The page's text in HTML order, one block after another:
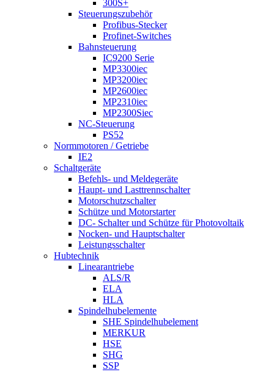
300S+
Steuerungszubehör
Profibus-Stecker
Profinet-Switches
Bahnsteuerung
IC9200 Serie
MP3300iec
MP3200iec
MP2600iec
MP2310iec
MP2300Siec
NC-Steuerung
PS52
Normmotoren / Getriebe
IE2
Schaltgeräte
Befehls- und Meldegeräte
Haupt- und Lasttrennschalter
Motorschutzschalter
Schütze und Motorstarter
DC- Schalter und Schütze für Photovoltaik
Nocken- und Hauptschalter
Leistungsschalter
Hubtechnik
Linearantriebe
ALS/R
ELA
HLA
Spindelhubelemente
SHE Spindelhubelement
MERKUR
HSE
SHG
SSP